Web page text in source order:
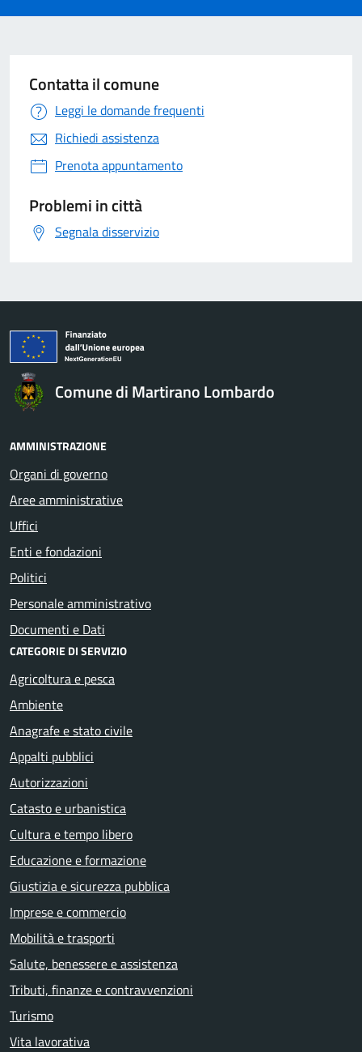
Contatta il comune
Leggi le domande frequenti
Richiedi assistenza
Prenota appuntamento
Problemi in città
Segnala disservizio
Comune di Martirano Lombardo
AMMINISTRAZIONE
Organi di governo
Aree amministrative
Uffici
Enti e fondazioni
Politici
Personale amministrativo
Documenti e Dati
CATEGORIE DI SERVIZIO
Agricoltura e pesca
Ambiente
Anagrafe e stato civile
Appalti pubblici
Autorizzazioni
Catasto e urbanistica
Cultura e tempo libero
Educazione e formazione
Giustizia e sicurezza pubblica
Imprese e commercio
Mobilità e trasporti
Salute, benessere e assistenza
Tributi, finanze e contravvenzioni
Turismo
Vita lavorativa